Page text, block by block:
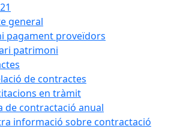
general
pagament proveïdors
patrimoni
de contractes
en tràmit
de contractació anual
informació sobre contractació